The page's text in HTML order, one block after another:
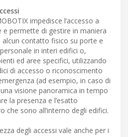
impedisce l’accesso a
permette di gestire in maniera
alcun contatto fisico su porte e
in interi edifici o,
ed aree specifici, utilizzando
di accesso o riconoscimento
(ad esempio, in caso di
visione panoramica in tempo
la presenza e l’esatto
che sono all’interno degli edifici.
degli accessi vale anche per i